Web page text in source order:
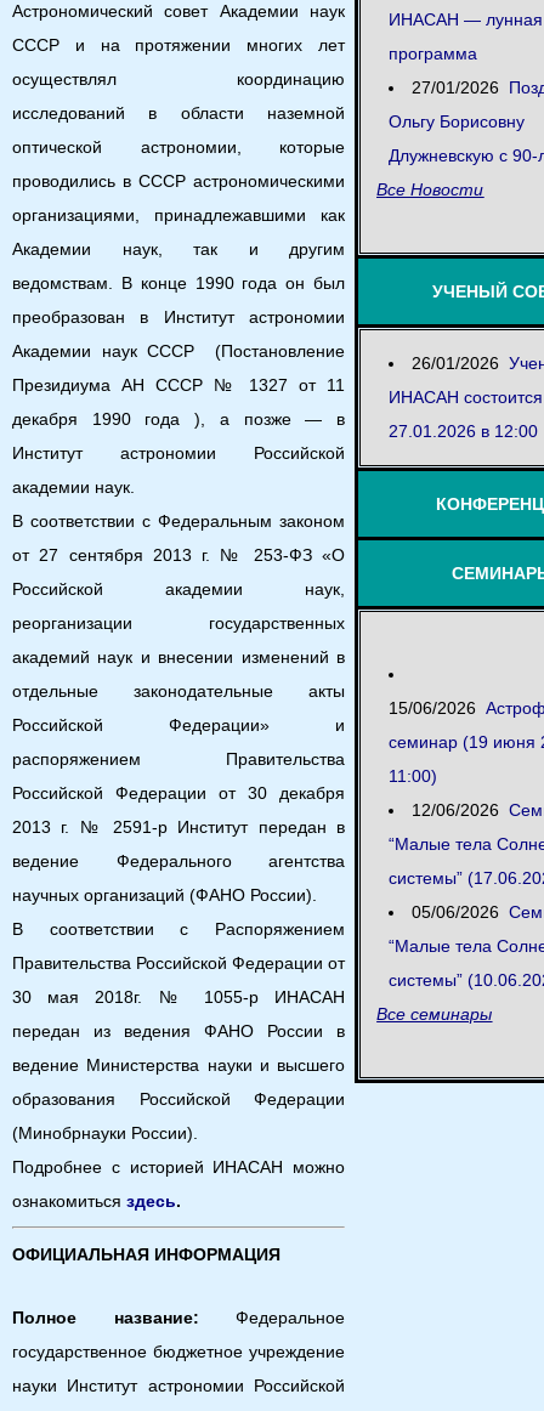
Астрономический совет Академии наук
СССР и на протяжении многих лет
осуществлял координацию
исследований в области наземной
оптической астрономии, которые
проводились в СССР астрономическими
организациями, принадлежавшими как
Академии наук, так и другим
ведомствам. В конце 1990 года он был
преобразован в Институт астрономии
Академии наук СССР (Постановление
Президиума АН СССР № 1327 от 11
декабря 1990 года ), а позже — в
Институт астрономии Российской
академии наук.
В соответствии с Федеральным законом
от 27 сентября 2013 г. № 253-ФЗ «О
Российской академии наук,
реорганизации государственных
академий наук и внесении изменений в
отдельные законодательные акты
Российской Федерации» и
распоряжением Правительства
Российской Федерации от 30 декабря
2013 г. № 2591-р Институт передан в
ведение Федерального агентства
научных организаций (ФАНО России).
В соответствии с Распоряжением
Правительства Российской Федерации от
30 мая 2018г. № 1055-р ИНАСАН
передан из ведения ФАНО России в
ведение Министерства науки и высшего
образования Российской Федерации
(Минобрнауки России).
Подробнее с историей ИНАСАН можно
ознакомиться здесь.
ОФИЦИАЛЬНАЯ ИНФОРМАЦИЯ
Полное название: Федеральное
государственное бюджетное учреждение
науки Институт астрономии Российской
ИНАСАН — лунная
программа
27/01/2026
Ольгу Борисовну
Длужневскую с 90-
Все Новости
УЧЕНЫЙ
26/01/2026
ИНАСАН состоится
27.01.2026 в 12:00
15/06/2026
семинар (19 июня
11:00)
12/06/2026
“Малые тела
системы”
05/06/2026
“Малые тела
системы”
Все семинары